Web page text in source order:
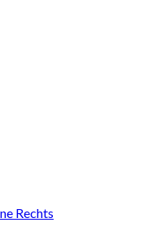
Rechts